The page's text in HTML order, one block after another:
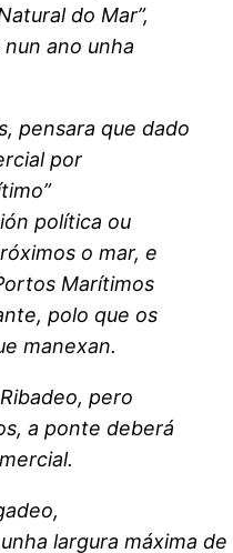
do Mar”,
ano unha
pensara que dado
por
política ou
o mar, e
Marítimos
polo que os
manexan.
pero
a ponte deberá
largura máxima